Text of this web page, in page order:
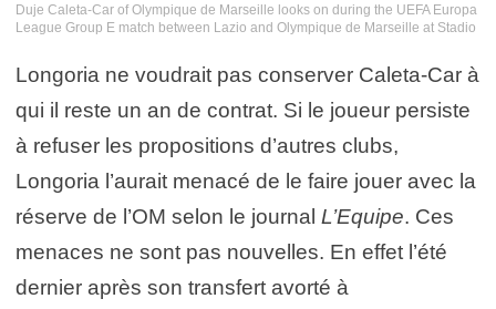
Duje Caleta-Car of Olympique de Marseille looks on during the UEFA Europa
League Group E match between Lazio and Olympique de Marseille at Stadio
FOT. SPORTPHOTO24/NEWSPIX.PL
ENGLAND OUT!
Newspix.pl
Photo by Icon Sport – Duje CALETA-CAR – Stadio Olimpico – Rome (Italie)
Longoria ne voudrait pas conserver Caleta-Car à
qui il reste un an de contrat. Si le joueur persiste
à refuser les propositions d’autres clubs,
Longoria l’aurait menacé de le faire jouer avec la
réserve de l’OM selon le journal L’Equipe. Ces
menaces ne sont pas nouvelles. En effet l’été
dernier après son transfert avorté à